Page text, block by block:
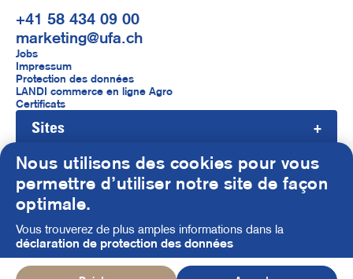
+41 58 434 09 00
marketing@ufa.ch
F
u
ß
e
i
l
e
f
Jobs
Impressum
Protection des données
LANDI commerce en ligne Agro
Certificats
Sites
S
o
c
Nous utilisons des cookies pour vous
permettre d’utiliser notre site de façon
optimale.
Vous trouverez de plus amples informations dans la
déclaration de protection des données